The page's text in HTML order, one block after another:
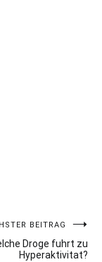
BEITRAG
Droge fuhrt zu
Hyperaktivitat?